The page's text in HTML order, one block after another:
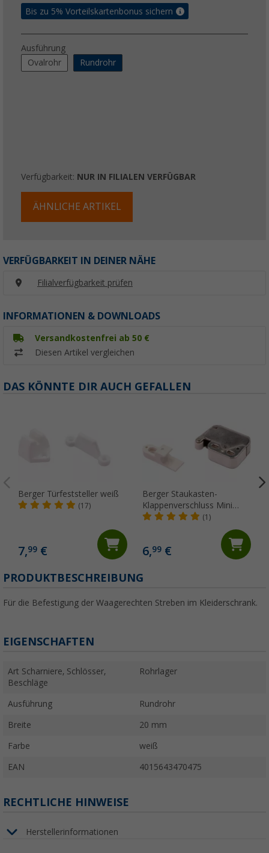
Bis zu 5% Vorteilskartenbonus sichern
Ausführung
Ovalrohr
Rundrohr
Verfügbarkeit: NUR IN FILIALEN VERFÜGBAR
ÄHNLICHE ARTIKEL
VERFÜGBARKEIT IN DEINER NÄHE
Filialverfügbarkeit prüfen
INFORMATIONEN & DOWNLOADS
Versandkostenfrei ab 50 €
Diesen Artikel vergleichen
DAS KÖNNTE DIR AUCH GEFALLEN
Berger Türfeststeller weiß
(17)
7,99 €
Berger Staukasten-
Klappenverschluss Mini
Latch
(1)
6,99€
PRODUKTBESCHREIBUNG
Für die Befestigung der Waagerechten Streben im Kleiderschrank.
EIGENSCHAFTEN
Art Scharniere, Schlösser,
Beschläge
Rohrlager
Ausführung Rundrohr
Breite 20 mm
Farbe weiß
EAN 4015643470475
RECHTLICHE HINWEISE
Herstellerinformationen